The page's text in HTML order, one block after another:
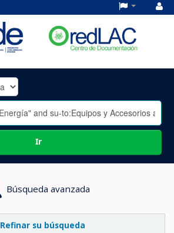
Ir
Búsqueda avanzada
Refinar su búsqueda